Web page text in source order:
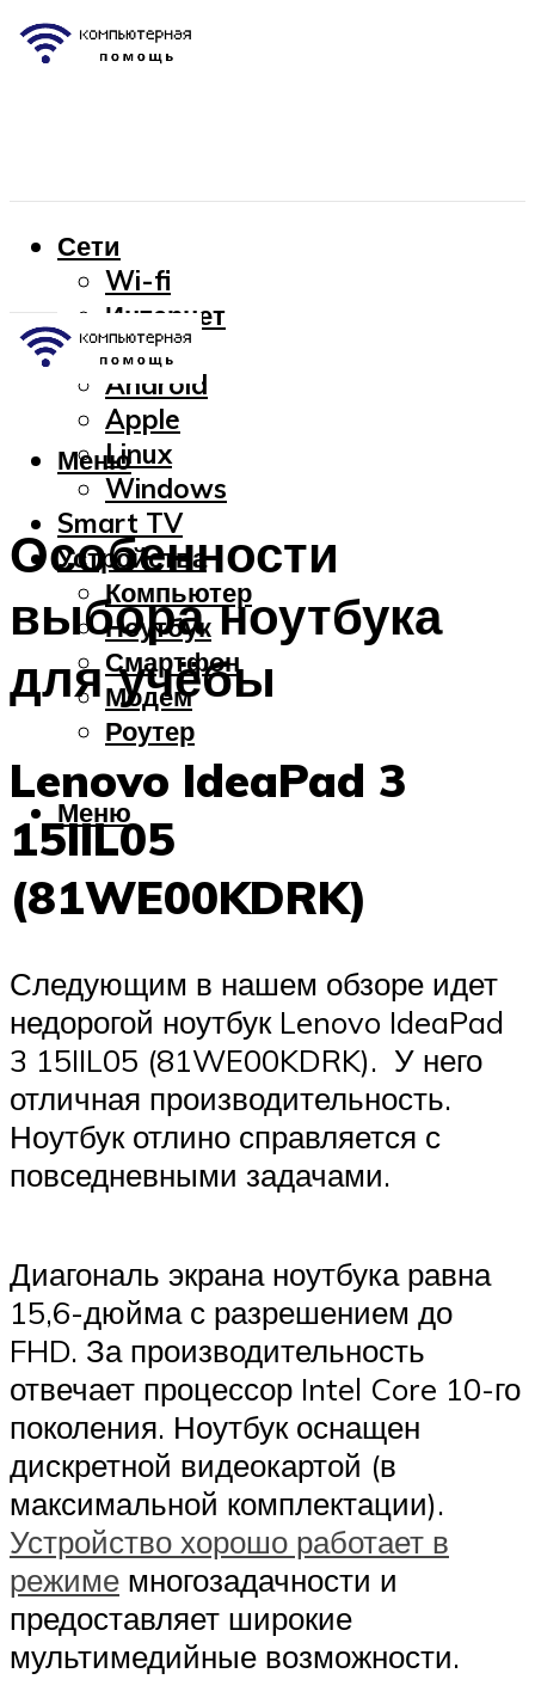
Сети
Wi-fi
Интернет
OC
Android
Apple
Linux
Windows
Smart TV
Устройства
Компьютер
Ноутбук
Смартфон
Модем
Роутер
Меню
Меню
Особенности
выбора ноутбука
для учёбы
Lenovo IdeaPad 3
15IIL05
(81WE00KDRK)
Следующим в нашем обзоре идет
недорогой ноутбук Lenovo IdeaPad
3 15IIL05 (81WE00KDRK). У него
отличная производительность.
Ноутбук отлино справляется с
повседневными задачами.
Диагональ экрана ноутбука равна
15,6-дюйма с разрешением до
FHD. За производительность
отвечает процессор Intel Core 10-го
поколения. Ноутбук оснащен
дискретной видеокартой (в
максимальной комплектации).
Устройство хорошо работает в
режиме многозадачности и
предоставляет широкие
мультимедийные возможности.